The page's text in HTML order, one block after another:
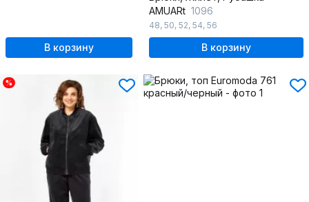
В корзину
AMUARt 1096
48, 50, 52, 54, 56
В корзину
%